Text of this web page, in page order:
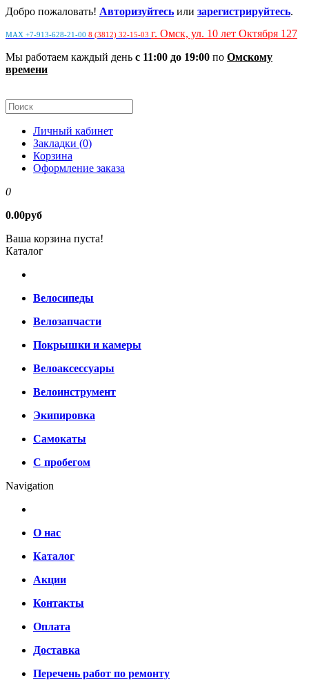
Добро пожаловать! Авторизуйтесь или зарегистрируйтесь.
MAX +7-913-628-21-00 8 (3812) 32-15-03 г. Омск, ул. 10 лет Октября 127
Мы работаем каждый день с 11:00 до 19:00 по Омскому
времени
Личный кабинет
Закладки (0)
Корзина
Оформление заказа
0
0.00руб
Ваша корзина пуста!
Каталог
Велосипеды
Велозапчасти
Покрышки и камеры
Велоаксессуары
Велоинструмент
Экипировка
Самокаты
С пробегом
Navigation
О нас
Каталог
Акции
Контакты
Оплата
Доставка
Перечень работ по ремонту